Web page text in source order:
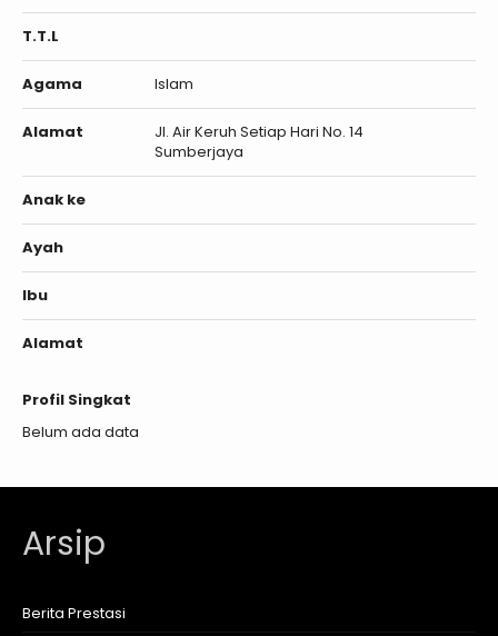
T.T.L
Agama Islam
Alamat
Jl. Air Keruh Setiap Hari No. 14
Sumberjaya
Anak ke
Ayah
Ibu
Alamat
Profil Singkat
Belum ada data
Arsip
Berita Prestasi